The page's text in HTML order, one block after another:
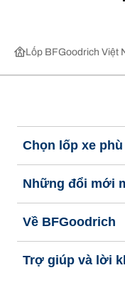
Lốp BFGoodrich Việt
Chọn lốp xe
Những đổi mới
Về BFGoodrich
Trợ giúp và lời